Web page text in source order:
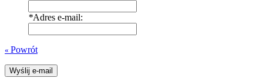
*Adres e-mail:
« Powrót
Wyślij e-mail